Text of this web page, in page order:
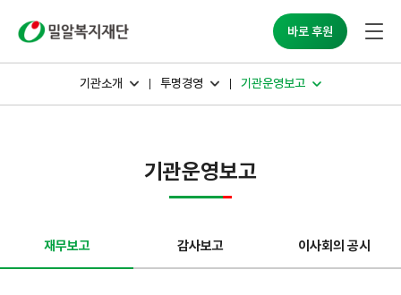
바로 후원
기관소개 투명경영 기관운영보고
기관운영보고
재무보고 감사보고 이사회의 공시